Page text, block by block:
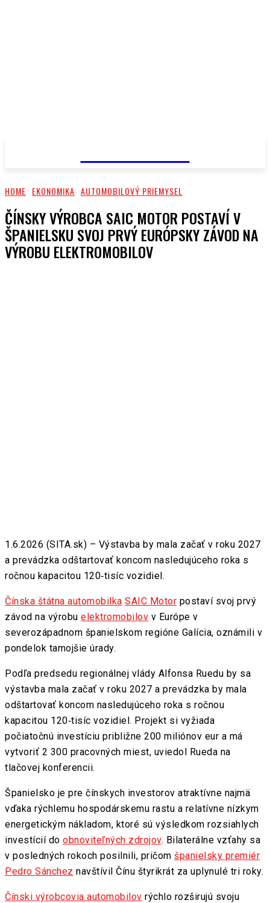
HOME EKONOMIKA AUTOMOBILOVÝ PRIEMYSEL
ČÍNSKY VÝROBCA SAIC MOTOR POSTAVÍ V
ŠPANIELSKU SVOJ PRVÝ EURÓPSKY ZÁVOD NA
VÝROBU ELEKTROMOBILOV
1.6.2026 (SITA.sk) – Výstavba by mala začať v roku 2027
a prevádzka odštartovať koncom nasledujúceho roka s
ročnou kapacitou 120‑tisíc vozidiel.
Čínska štátna automobilka SAIC Motor postaví svoj prvý
závod na výrobu elektromobilov v Európe v
severozápadnom španielskom regióne Galícia, oznámili v
pondelok tamojšie úrady.
Podľa predsedu regionálnej vlády Alfonsa Ruedu by sa
výstavba mala začať v roku 2027 a prevádzka by mala
odštartovať koncom nasledujúceho roka s ročnou
kapacitou 120‑tisíc vozidiel. Projekt si vyžiada
počiatočnú investíciu približne 200 miliónov eur a má
vytvoriť 2 300 pracovných miest, uviedol Rueda na
tlačovej konferencii.
Španielsko je pre čínskych investorov atraktívne najmä
vďaka rýchlemu hospodárskemu rastu a relatívne nízkym
energetickým nákladom, ktoré sú výsledkom rozsiahlych
investícií do obnoviteľných zdrojov. Bilaterálne vzťahy sa
v posledných rokoch posilnili, pričom španielsky premiér
Pedro Sánchez navštívil Čínu štyrikrát za uplynulé tri roky.
Čínski výrobcovia automobilov rýchlo rozširujú svoju